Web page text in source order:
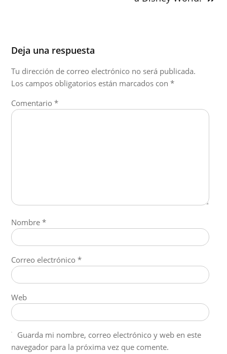
Deja una respuesta
Tu dirección de correo electrónico no será publicada.
Los campos obligatorios están marcados con*
Comentario*
Nombre*
Correo electrónico*
Web
Guarda mi nombre, correo electrónico y web en este
navegador para la próxima vez que comente.